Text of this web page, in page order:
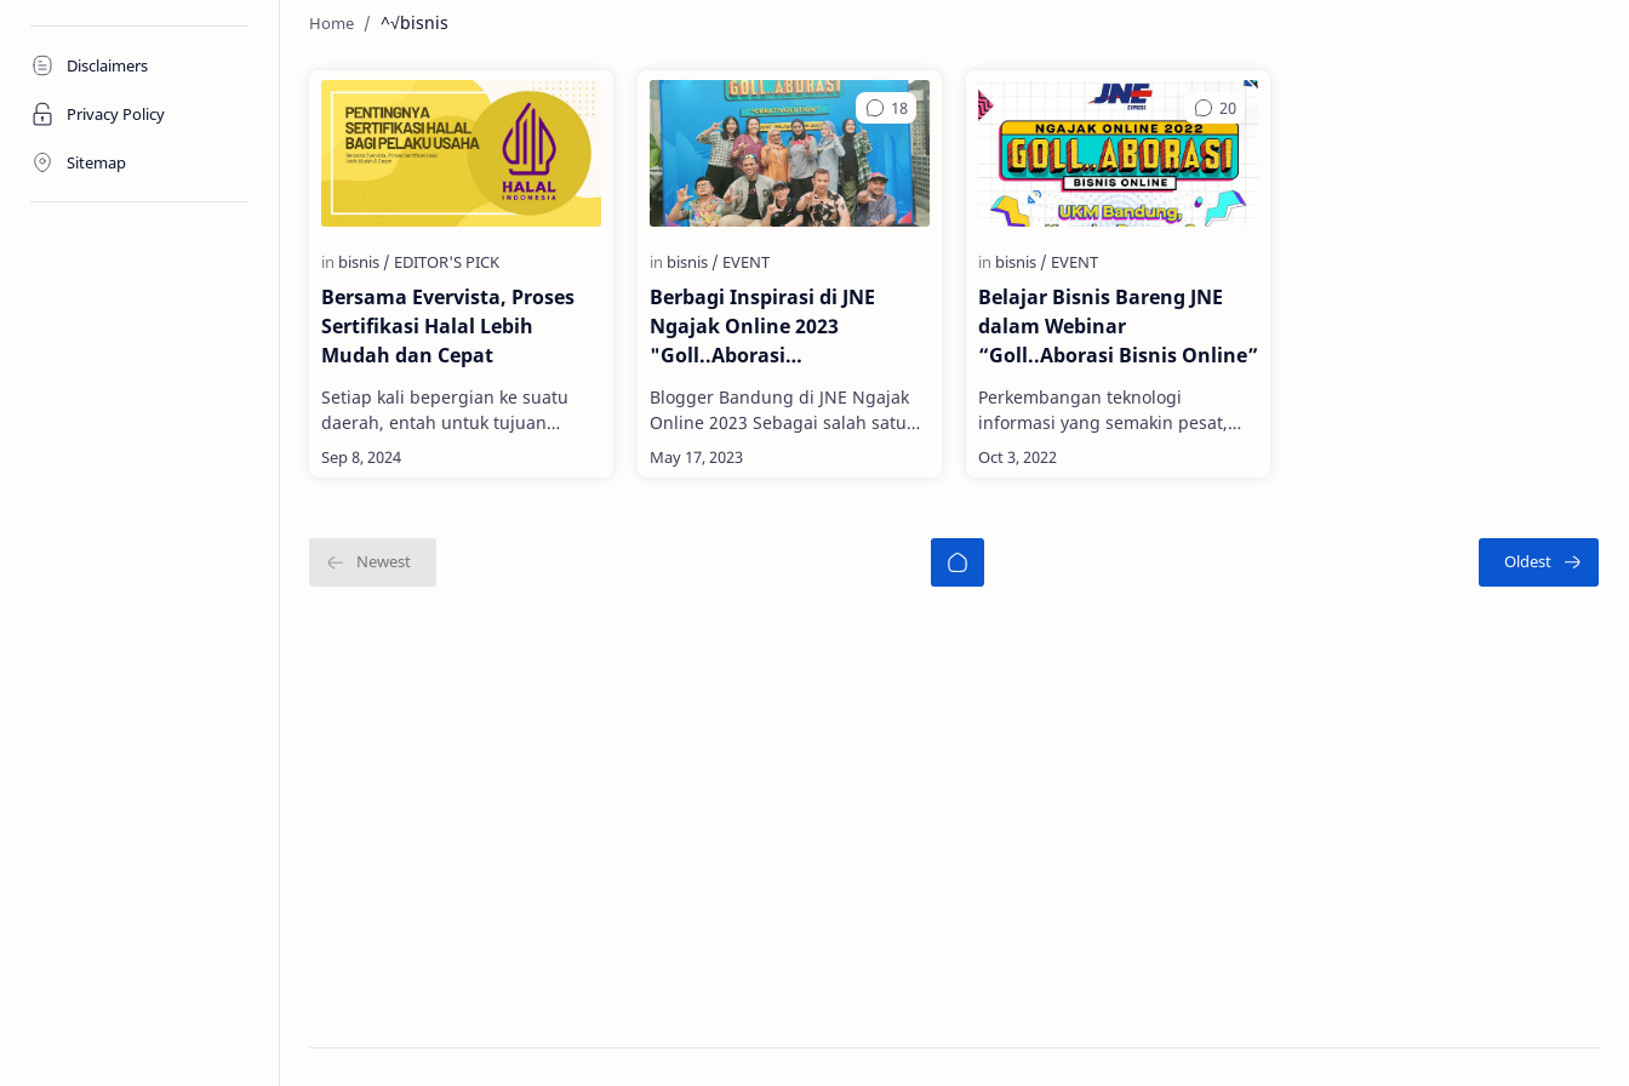
Disclaimers
Privacy Policy
Sitemap
^√bisnis
Bersama Evervista, Proses
Sertifikasi Halal Lebih
Mudah dan Cepat
Setiap kali bepergian ke suatu
daerah, entah untuk tujuan
liburan atau pekerjaan, saya
selalu mengusahakan mencari
Berbagi Inspirasi di JNE
Ngajak Online 2023
"Goll..Aborasi
Creativolution"
Blogger Bandung di JNE Ngajak
Online 2023 Sebagai salah satu
bagian dari ekosistem bisnis
terutama dalam hal pengiriman,
Belajar Bisnis Bareng JNE
dalam Webinar
“Goll..Aborasi Bisnis Online”
Perkembangan teknologi
informasi yang semakin pesat,
membuat banyak perubahan di
berbagai sektor. Termasuk di